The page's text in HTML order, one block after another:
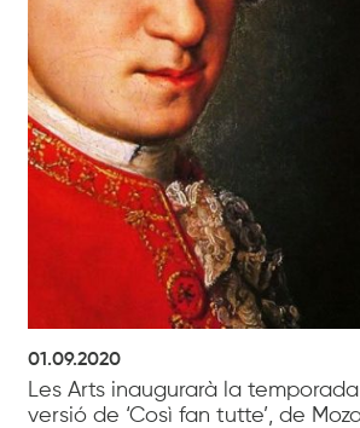
01.09.2020
Les Arts inaugurarà la
versió de ‘Così fan tutte’, de